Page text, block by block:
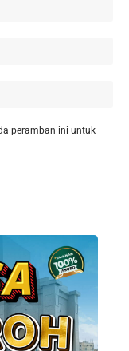
peramban ini untuk